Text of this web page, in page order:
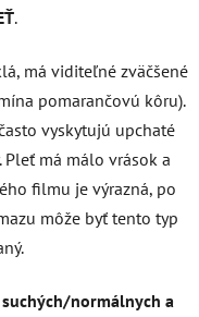
.
má viditeľné zväčšené
pomarančovú kôru).
vyskytujú upchaté
Pleť má málo vrások a
filmu je výrazná, po
môže byť tento typ
normálnych a